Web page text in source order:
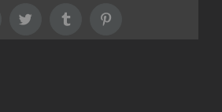
Twitter Tumblr